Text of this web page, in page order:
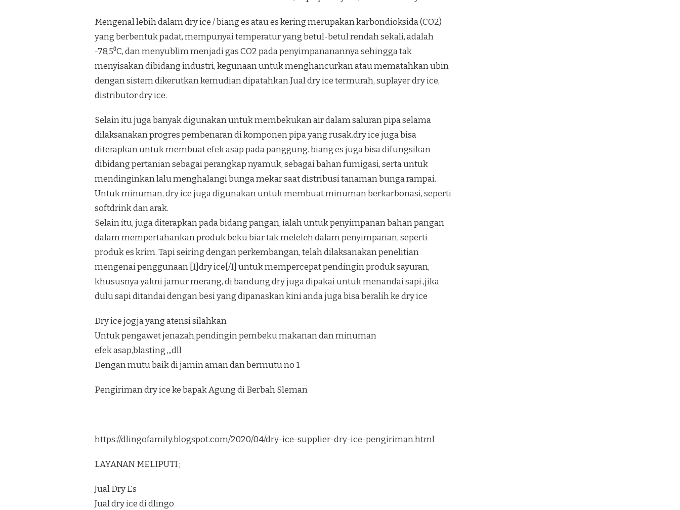
Mengenal lebih dalam dry ice / biang es atau es kering merupakan karbondioksida (CO2)
yang berbentuk padat, mempunyai temperatur yang betul-betul rendah sekali, adalah
-78,5⁰C, dan menyublim menjadi gas CO2 pada penyimpananannya sehingga tak
menyisakan dibidang industri, kegunaan untuk menghancurkan atau mematahkan ubin
dengan sistem dikerutkan kemudian dipatahkan.Jual dry ice termurah, suplayer dry ice,
distributor dry ice.
Selain itu juga banyak digunakan untuk membekukan air dalam saluran pipa selama
dilaksanakan progres pembenaran di komponen pipa yang rusak.dry ice juga bisa
diterapkan untuk membuat efek asap pada panggung. biang es juga bisa difungsikan
dibidang pertanian sebagai perangkap nyamuk, sebagai bahan fumigasi, serta untuk
mendinginkan lalu menghalangi bunga mekar saat distribusi tanaman bunga rampai.
Untuk minuman, dry ice juga digunakan untuk membuat minuman berkarbonasi, seperti
softdrink dan arak.
Selain itu, juga diterapkan pada bidang pangan, ialah untuk penyimpanan bahan pangan
dalam mempertahankan produk beku biar tak meleleh dalam penyimpanan, seperti
produk es krim. Tapi seiring dengan perkembangan, telah dilaksanakan penelitian
mengenai penggunaan [I]dry ice[/I] untuk mempercepat pendingin produk sayuran,
khususnya yakni jamur merang, di bandung dry juga dipakai untuk menandai sapi ,jika
dulu sapi ditandai dengan besi yang dipanaskan kini anda juga bisa beralih ke dry ice
Dry ice jogja yang atensi silahkan
Untuk pengawet jenazah,pendingin pembeku makanan dan minuman
efek asap,blasting ,,,dll
Dengan mutu baik di jamin aman dan bermutu no 1
Pengiriman dry ice ke bapak Agung di Berbah Sleman
https://dlingofamily.blogspot.com/2020/04/dry-ice-supplier-dry-ice-pengiriman.html
LAYANAN MELIPUTI ;
Jual Dry Es
Jual dry ice di dlingo